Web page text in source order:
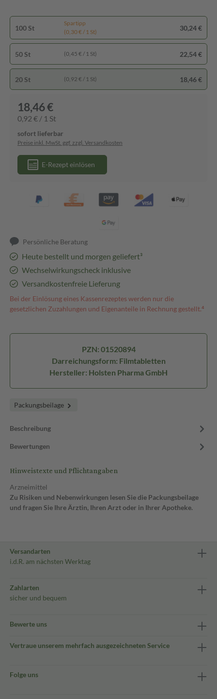
100 St
Spartipp
(0,30 € / 1 St)
30,24 €
50 St (0,45 € / 1 St) 22,54 €
20 St (0,92 € / 1 St) 18,46 €
18,46 €
0,92 € / 1 St
sofort lieferbar
Preise inkl. MwSt. ggf. zzgl. Versandkosten
E-Rezept einlösen
Persönliche Beratung
Heute bestellt und morgen geliefert³
Wechselwirkungscheck inklusive
Versandkostenfreie Lieferung
Bei der Einlösung eines Kassenrezeptes werden nur die
gesetzlichen Zuzahlungen und Eigenanteile in Rechnung gestellt.⁴
PZN: 01520894
Darreichungsform: Filmtabletten
Hersteller: Holsten Pharma GmbH
Packungsbeilage
Beschreibung
Bewertungen
Hinweistexte und Pflichtangaben
Arzneimittel
Zu Risiken und Nebenwirkungen lesen Sie die Packungsbeilage
und fragen Sie Ihre Ärztin, Ihren Arzt oder in Ihrer Apotheke.
Versandarten
i.d.R. am nächsten Werktag
Zahlarten
sicher und bequem
Bewerte uns
Vertraue unserem mehrfach ausgezeichneten Service
Folge uns